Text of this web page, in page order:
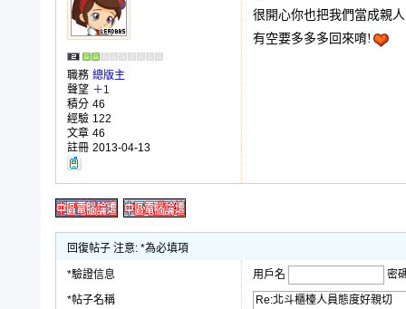
職務 總版主
聲望 ＋1
積分 46
經驗 122
文章 46
註冊 2013-04-13
很開心你也把我們當成親
有空要多多多回來唷!
回復帖子 注意: *為必填項
*驗證信息 用戶名
密
*帖子名稱